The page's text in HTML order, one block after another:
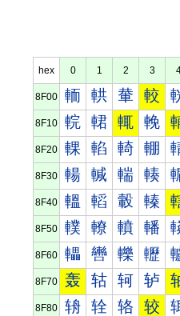
hex 0 1 2 3
8F00 輀 輁 輂 較
8F10 輐 輑 輒 輓
8F20 輠 輡 輢 輣
8F30 輰 輱 輲 輳
8F40 轀 轁 轂 轃
8F50 轐 轑 轒 轓
8F60 轠 轡 轢 轣
8F70 轰 轱 轲 轳
8F80 辀 辁 辂 较